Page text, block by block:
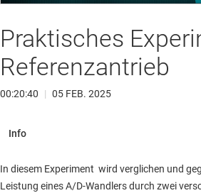
Praktisches
Referenzantrieb
00:20:40 | 05 FEB. 2025
In diesem Experiment wird verglichen und
Leistung eines A/D-Wandlers durch zwei